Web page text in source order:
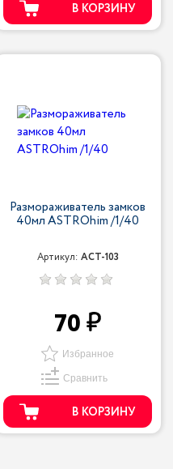
В КОРЗИНУ
Размораживатель замков
40мл ASTROhim /1/40
Артикул: ACT-103
70
Избранное
Сравнить
В КОРЗИНУ